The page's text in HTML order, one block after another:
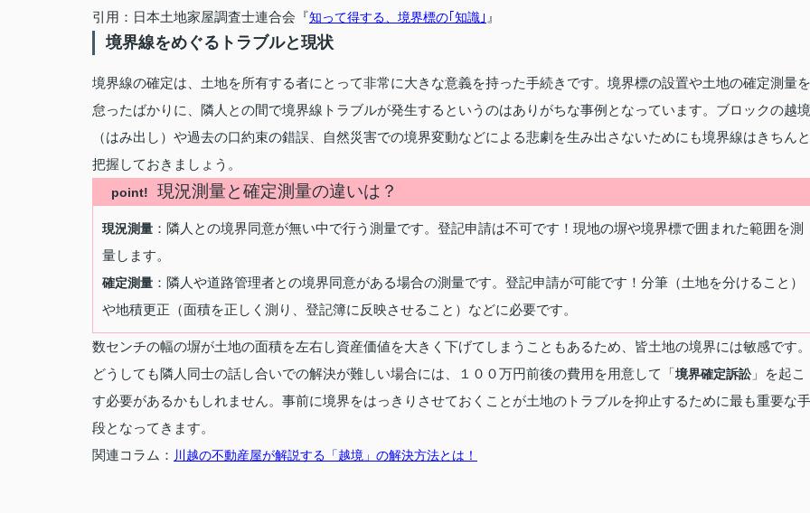
引用：日本土地家屋調査士連合会『知って得する、境界標の｢知識｣ 』
境界線をめぐるトラブルと現状
境界線の確定は、土地を所有する者にとって非常に大きな意義を持った手続きです。境界標の設置や土地の確定測量を
怠ったばかりに、隣人との間で境界線トラブルが発生するというのはありがちな事例となっています。ブロックの越境
（はみ出し）や過去の口約束の錯誤、自然災害での境界変動などによる悲劇を生み出さないためにも境界線はきちんと
把握しておきましょう。
point! 現況測量と確定測量の違いは？
現況測量 ：隣人との境界同意が無い中で行う測量です。登記申請は不可です！現地の塀や境界標で囲まれた範囲を測
量します。
確定測量 ：隣人や道路管理者との境界同意がある場合の測量です。登記申請が可能です！分筆（土地を分けること）
や地積更正（面積を正しく測り、登記簿に反映させること）などに必要です。
数センチの幅の塀が土地の面積を左右し資産価値を大きく下げてしまうこともあるため、皆土地の境界には敏感です。
どうしても隣人同士の話し合いでの解決が難しい場合には、１００万円前後の費用を用意して「境界確定訴訟」を起こ
す必要があるかもしれません。事前に境界をはっきりさせておくことが土地のトラブルを抑止するために最も重要な手
段となってきます。
関連コラム： 川越の不動産屋が解説する「越境」の解決方法とは！